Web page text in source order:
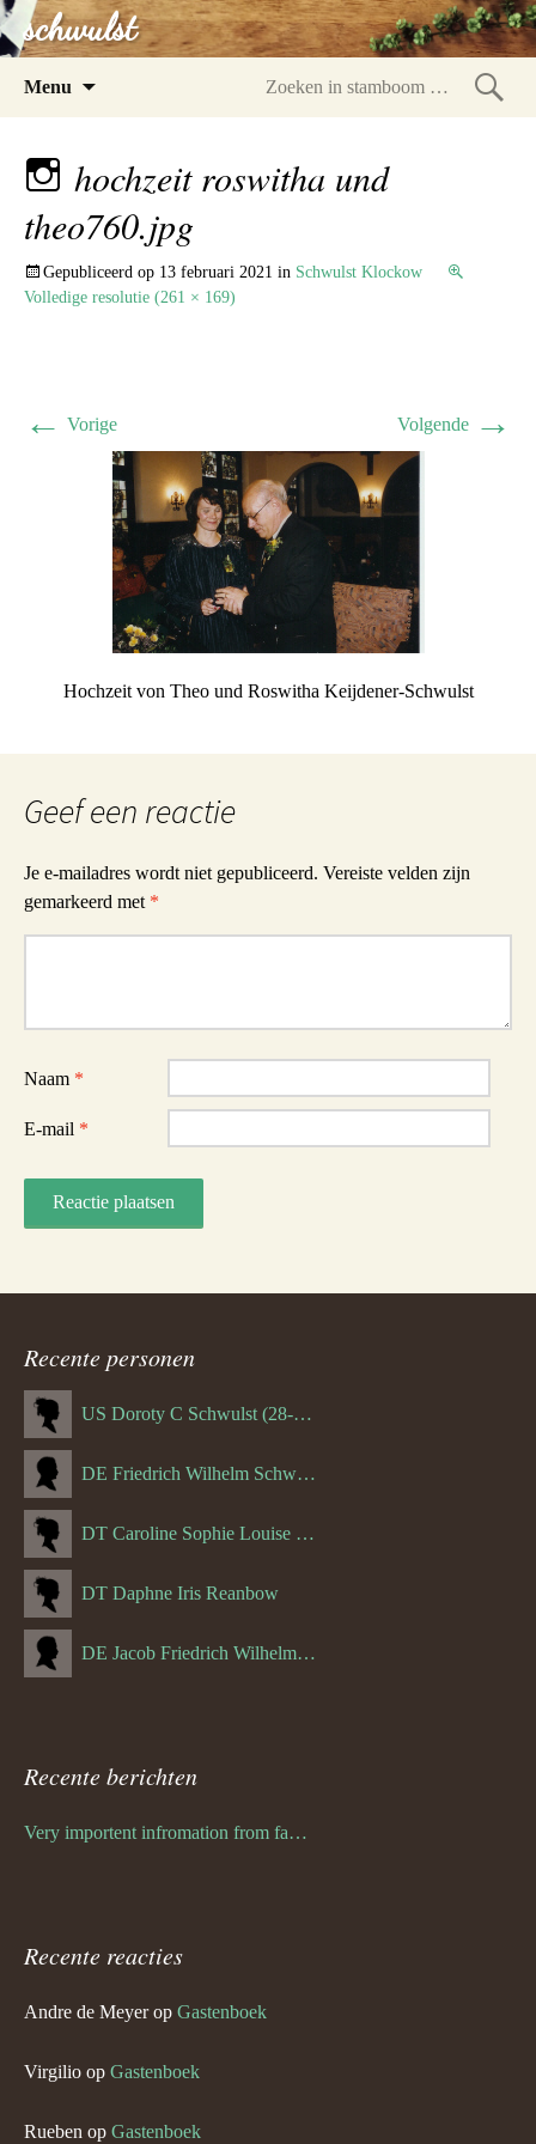
schwulst
Menu
hochzeit roswitha und
theo760.jpg
Gepubliceerd op 13 februari 2021 in Schwulst Klockow
Volledige resolutie (261 × 169)
← Vorige Volgende →
Hochzeit von Theo und Roswitha Keijdener-Schwulst
Geef een reactie
Je e-mailadres wordt niet gepubliceerd. Vereiste velden zijn
gemarkeerd met *
Naam *
E-mail *
Recente personen
US Doroty C Schwulst (28-12-1919)
DE Friedrich Wilhelm Schwulst
DT Caroline Sophie Louise Schreuder born Schwulst (13-05-1866)
DT Daphne Iris Reanbow
DE Jacob Friedrich Wilhelm Hurth
Recente berichten
Very importent infromation from family Schwulst
Recente reacties
Andre de Meyerop Gastenboek
Virgilio op Gastenboek
Rueben op Gastenboek